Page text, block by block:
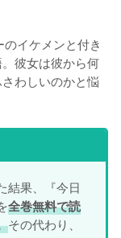
イケメンと付き
彼女は彼から何
わしいのかと悩
結果、『今日
全巻無料で読
その代わり、